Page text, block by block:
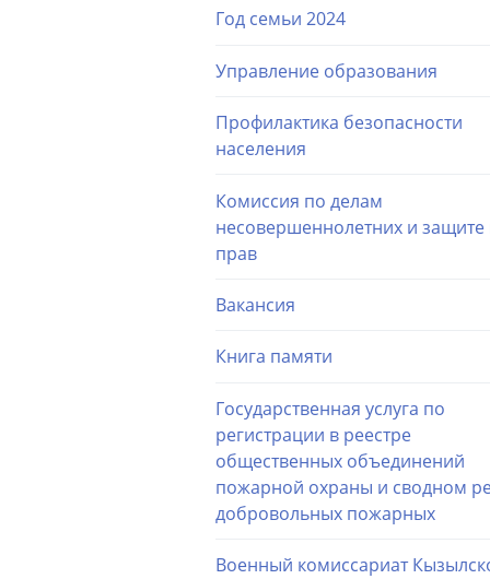
Год семьи 2024
Управление образования
Профилактика безопасности
населения
Комиссия по делам
несовершеннолетних и защите
прав
Вакансия
Книга памяти
Государственная услуга по
регистрации в реестре
общественных объединений
пожарной охраны и сводном
добровольных пожарных
Военный комиссариат